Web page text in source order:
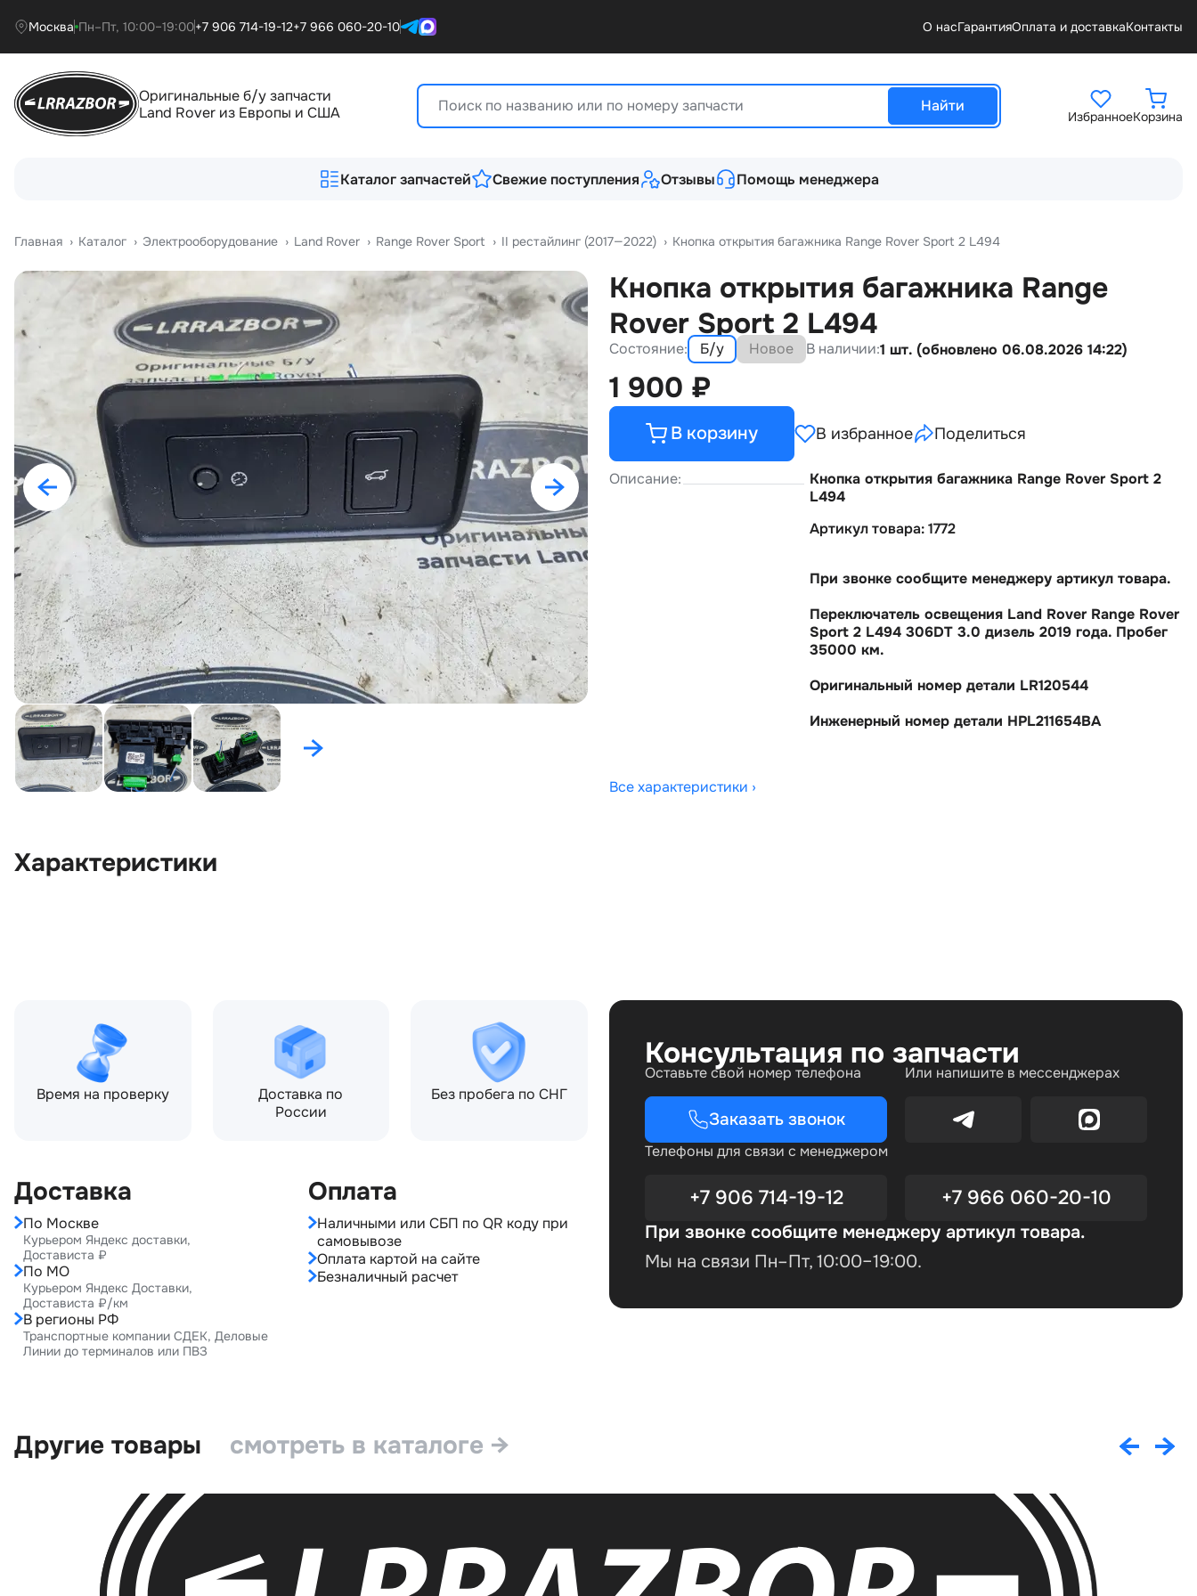
Москва Пн–Пт, 10:00–19:00+7 906 714-19-12+7 966 060-20-10 О насГарантияОплата и доставкаКонтакты
Оригинальные б/у запчасти
Land Rover из Европы и США
Найти
ИзбранноеКорзина
Каталог запчастей Свежие поступления Отзывы Помощь менеджера
Главная › Катало › Электрооборудование › Land Rover › Range Rover Sport › II рестайлинг (2017—2022) › Кнопка открытия багажника Range Rover Sport 2 L494
Кнопка открытия багажника Range
Rover Sport 2 L494
Состояние: Б/у Новое В наличии:1 шт. (обновлено 06.08.2026 14:22)
1 900 ₽
В корзину В избранное Поделиться
Описание:
Кнопка открытия багажника Range Rover Sport 2
L494
Артикул товара: 1772
При звонке сообщите менеджеру артикул товара.
Переключатель освещения Land Rover Range Rover
Sport 2 L494 306DT 3.0 дизель 2019 года. Пробе
35000 км.
Оригинальный номер детали LR120544
Инженерный номер детали HPL211654BA
Все характеристики ›
Характеристики
Время на проверку
Доставка по
России
Без пробега по СНГ
Доставка
По Москве
Курьером Яндекс доставки,
Достависта ₽
По МО
Курьером Яндекс Доставки,
Достависта ₽/км
В регионы РФ
Транспортные компании СДЕК, Деловые
Линии до терминалов или ПВЗ
Оплата
Наличными или СБП по QR коду при
самовывозе
Оплата картой на сайте
Безналичный расчет
Консультация по запчасти
Оставьте свой номер телефона
Заказать звонок
Или напишите в мессенджерах
Телефоны для связи с менеджером
+7 906 714-19-12 +7 966 060-20-10
При звонке сообщите менеджеру артикул товара.
Мы на связи Пн–Пт, 10:00–19:00.
Другие товары смотреть в каталоге →